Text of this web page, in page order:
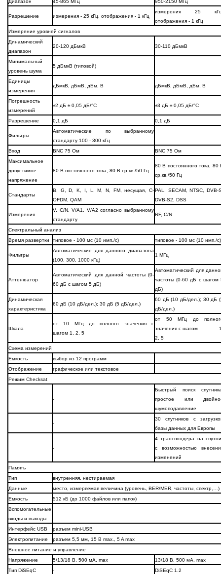
Диапазон 45-865 МГц 950-2150 МГц
Разрешение измерения - 25 кГц, отображения - 1 кГц
измерения 25
отображения - 1 кГц
Измерение уровней сигналов
Динамический
диапазон
20-120 дБмкВ 30-110 дБмкВ
Минимальный
уровень шума
5 дБмкВ (типовой)
Единицы
измерения
дБмкВ, дБмВ, дБм, В дБмкВ, дБмВ, дБм, В
Погрешность
измерений
±2 дБ ± 0,05 дБ/°C ±3 дБ ± 0,05 дБ/°C
Разрешение 0,1 дБ 0,1 дБ
Фильтры
Автоматические по выбранному
стандарту 100 - 300 кГц
Вход
BNC 75 Ом
BNC 75 Ом
Максимальное
допустимое
напряжение
80 В постоянного тока, 80 В ср.кв./50 Гц
80 В постоянного тока, 80
ср.кв./50 Гц
Стандарты
B, G, D, K, I, L, M, N, FM, несущая, C-
OFDM, QAM
PAL, SECAM, NTSC, DVB-
DVB-S2, DSS
Измерения
V, C/N, V/A1, V/A2 согласно выбранному
стандарту
RF, C/N
Спектральный анализ
Время развертки
типовое - 100 мс (10 имп./с) типовое - 100 мс (10 имп./с)
Фильтры
Автоматические для данного диапазона
(100, 300, 1000 кГц)
1 МГц
Аттенюатор
Автоматический для данной частоты (0-
60 дБ с шагом 5 дБ)
Автоматический для
частоты (0-60 дБ с шагом
дБ)
Динамическая
характеристика
60 дБ (10 дБ/дел.); 30 дБ (5 дБ/дел.)
60 дБ (10 дБ/дел.); 30 дБ
дБ/дел.)
Шкала
от 10 МГц до полного значения с
шагом 1, 2, 5
от 50 МГц до
значения с шагом
2, 5
Схема измерений
Емкость
выбор из 12 программ
Отображение
графическое или текстовое
Режим Checksat
-
Быстрый поиск
простое или
шумоподавление
-
30 спутников с
базы данных для Европы
-
4 транспондера на
с возможностью
изменений
Память
Тип
внутренняя, нестираемая
Данные
место, измеряемая величина (уровень, BER/MER, частоты, спектр,…)
Емкость
512 кБ (до 1000 файлов или папок)
Вспомогательные
входы и выходы
Интерфейс USB
разъем mini-USB
Электропитание
разъем 5,5 мм, 15 В max., 5 A max
Внешнее питание и управление
Напряжение
5/13/18 В, 500 мА, max
13/18 В, 500 мА, max
Тип DiSEqC
- DiSEqC 1.2